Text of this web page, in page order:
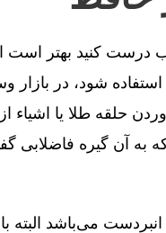
درست کنید بهتر است
شود، در بازار
حلقه طلا یا اشیاء
به آن گیره فاضلابی
انبردست می‌باشد البته